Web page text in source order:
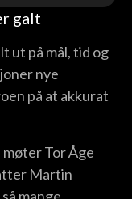
galt
ut på mål, tid og
nye
på at akkurat
Tor Åge
Martin